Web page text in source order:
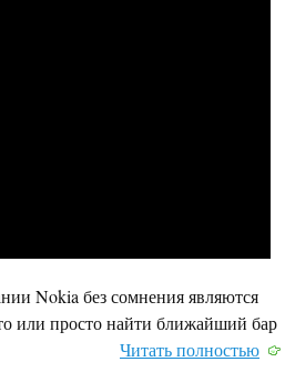
Nokia без сомнения являются
или просто найти ближайший бар
Читать полностью